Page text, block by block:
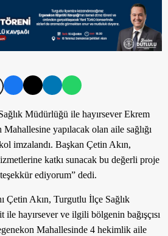
Müdürlüğü ile hayırsever Ekrem
yapılacak olan aile sağlığı
imzalandı. Başkan Çetin Akın,
katkı sunacak bu değerli proje
ediyorum” dedi.
Çetin Akın, Turgutlu İlçe Sağlık
hayırsever ve ilgili bölgenin bağışçısı
Mahallesinde 4 hekimlik aile